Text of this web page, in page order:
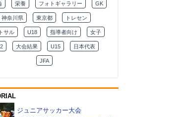
栄養 フォトギャラリー GK
神奈川県 東京都 トレセン
サル U18 指導者向け 女子
大会結果 U15 日本代表
JFA
ジュニアサッカー大会